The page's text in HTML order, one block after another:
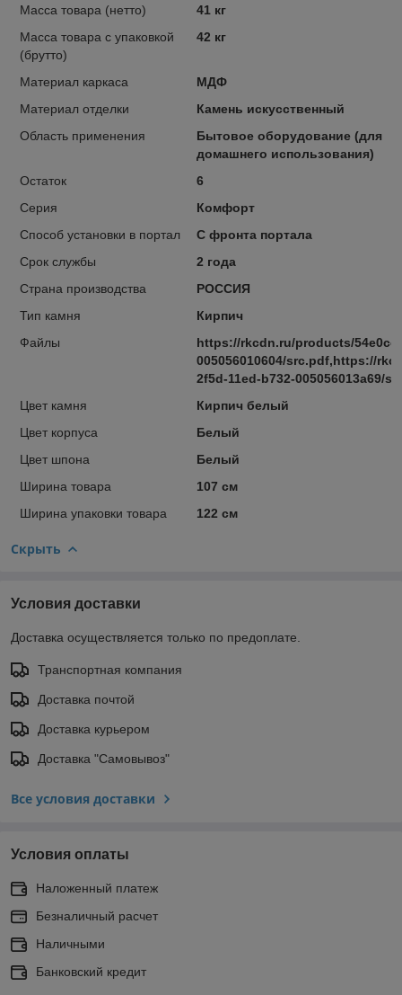
Масса товара (нетто)
41 кг
Масса товара с упаковкой
(брутто)
42 кг
Материал каркаса
МДФ
Материал отделки
Камень искусственный
Область применения
Бытовое оборудование (для
домашнего использования)
Остаток
6
Серия
Комфорт
Способ установки в портал
С фронта портала
Срок службы
2 года
Страна производства
РОССИЯ
Тип камня
Кирпич
Файлы
https://rkcdn.ru/products/
005056010604/src.pdf,https://
2f5d-11ed-b732-005056013a69/
Цвет камня
Кирпич белый
Цвет корпуса
Белый
Цвет шпона
Белый
Ширина товара
107 см
Ширина упаковки товара
122 см
Скрыть
Условия доставки
Доставка осуществляется только по предоплате.
Транспортная компания
Доставка почтой
Доставка курьером
Доставка "Самовывоз"
Все условия доставки
Условия оплаты
Наложенный платеж
Безналичный расчет
Наличными
Банковский кредит